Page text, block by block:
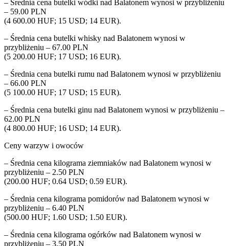
– Średnia cena butelki wódki nad Balatonem wynosi w przybliżeniu
– 59.00 PLN
(4 600.00 HUF; 15 USD; 14 EUR).
– Średnia cena butelki whisky nad Balatonem wynosi w
przybliżeniu – 67.00 PLN
(5 200.00 HUF; 17 USD; 16 EUR).
– Średnia cena butelki rumu nad Balatonem wynosi w przybliżeniu
– 66.00 PLN
(5 100.00 HUF; 17 USD; 15 EUR).
– Średnia cena butelki ginu nad Balatonem wynosi w przybliżeniu –
62.00 PLN
(4 800.00 HUF; 16 USD; 14 EUR).
Ceny warzyw i owoców
– Średnia cena kilograma ziemniaków nad Balatonem wynosi w
przybliżeniu – 2.50 PLN
(200.00 HUF; 0.64 USD; 0.59 EUR).
– Średnia cena kilograma pomidorów nad Balatonem wynosi w
przybliżeniu – 6.40 PLN
(500.00 HUF; 1.60 USD; 1.50 EUR).
– Średnia cena kilograma ogórków nad Balatonem wynosi w
przybliżeniu – 3.50 PLN